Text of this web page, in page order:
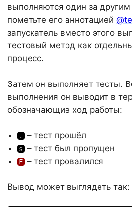
выполняются один за
пометьте его аннотацией
запускатель вместо этого
тестовый метод как
процесс.
Затем он выполняет тесты.
выполнения он выводит в
обозначающие ход работы:
. – тест прошёл
s – тест был пропущен
F – тест провалился
Вывод может выглядеть так: